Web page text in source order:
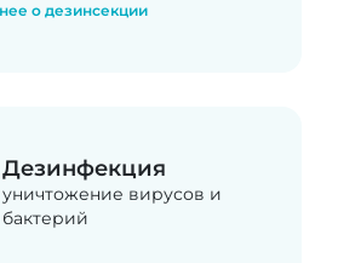
о дезинсекции
Дезинфекция
уничтожение вирусов и
бактерий